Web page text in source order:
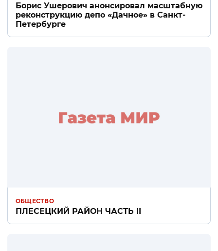
Борис Ушерович анонсировал масштабную
реконструкцию депо «Дачное» в Санкт-
Петербурге
ОБЩЕСТВО
ПЛЕСЕЦКИЙ РАЙОН ЧАСТЬ II